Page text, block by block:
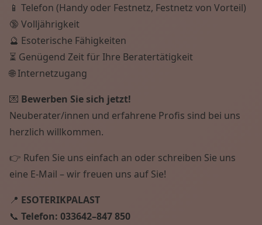
📱 Telefon (Handy oder Festnetz, Festnetz von Vorteil)
🔞 Volljährigkeit
🔮 Esoterische Fähigkeiten
⏳ Genügend Zeit für Ihre Beratertätigkeit
🌐 Internetzugang
💌 Bewerben Sie sich jetzt!
Neuberater/innen und erfahrene Profis sind bei uns
herzlich willkommen.
👉 Rufen Sie uns einfach an oder schreiben Sie uns
eine E-Mail – wir freuen uns auf Sie!
📍 ESOTERIKPALAST
📞 Telefon: 033642–847 850